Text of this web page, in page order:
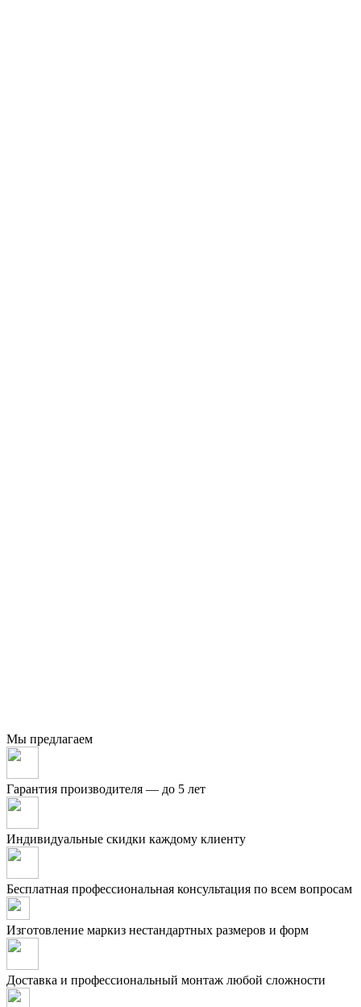
Мы предлагаем
Гарантия производителя — до 5 лет
Индивидуальные скидки каждому клиенту
Бесплатная профессиональная консультация по всем вопросам
Изготовление маркиз нестандартных размеров и форм
Доставка и профессиональный монтаж любой сложности